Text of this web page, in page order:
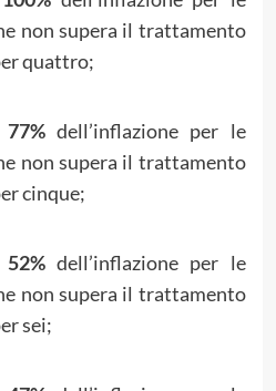
non supera il trattamento
quattro;
77% dell’inflazione per le
non supera il trattamento
cinque;
52% dell’inflazione per le
non supera il trattamento
sei;